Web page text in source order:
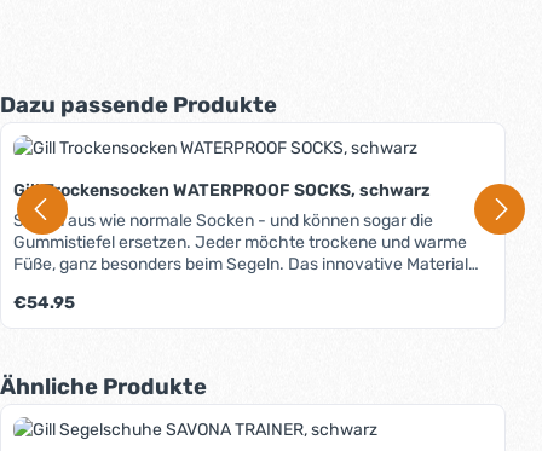
Produktgalerie überspringen
Dazu passende Produkte
Gill Trockensocken WATERPROOF SOCKS, schwarz
Sehen aus wie normale Socken - und können sogar die
Gummistiefel ersetzen. Jeder möchte trockene und warme
Füße, ganz besonders beim Segeln. Das innovative Material
denn sie sind vollständig wasserdicht und verfügen über eine
hohe Atmungsaktivität. Eine Lage aus Thermomaterial wärmt
Material sorgt für ein angenehm trockenes Klima. Eine
zusätzliche "normale" Socke als innere Lage ist nicht nötig. In
Kombination mit modernen Segelschuhen können die Gill
Waterproof Socks sogar Gummistiefel ersetzen. Ideal daher
Regulärer Preis:
€54.95
Produktgalerie überspringen
Ähnliche Produkte